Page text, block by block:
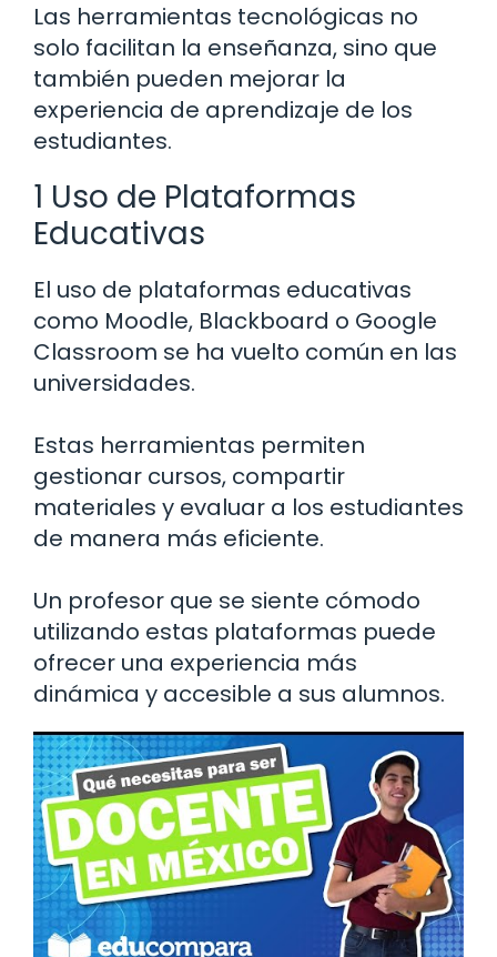
Las herramientas tecnológicas no
solo facilitan la enseñanza, sino que
también pueden mejorar la
experiencia de aprendizaje de los
estudiantes.
1 Uso de Plataformas
Educativas
El uso de plataformas educativas
como Moodle, Blackboard o Google
Classroom se ha vuelto común en las
universidades.
Estas herramientas permiten
gestionar cursos, compartir
materiales y evaluar a los estudiantes
de manera más eficiente.
Un profesor que se siente cómodo
utilizando estas plataformas puede
ofrecer una experiencia más
dinámica y accesible a sus alumnos.